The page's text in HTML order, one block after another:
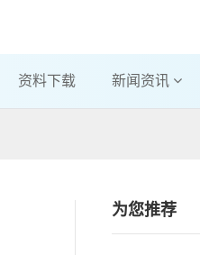
资料下载 新闻资讯
为您推荐